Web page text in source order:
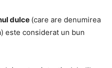
dulce (care are denumirea
este considerat un bun